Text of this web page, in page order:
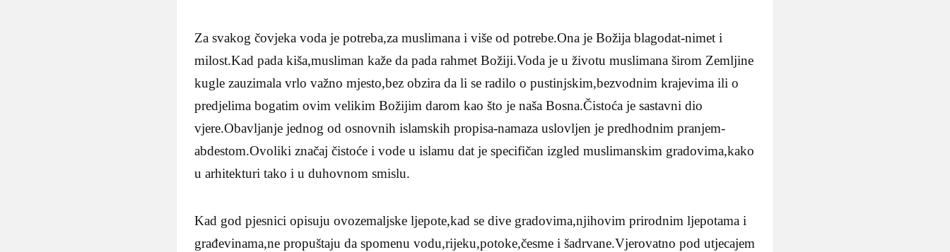
Za svakog čovjeka voda je potreba,za muslimana i više od potrebe.Ona je Božija blagodat-nimet i
milost.Kad pada kiša,musliman kaže da pada rahmet Božiji.Voda je u životu muslimana širom Zemljine
kugle zauzimala vrlo važno mjesto,bez obzira da li se radilo o pustinjskim,bezvodnim krajevima ili o
predjelima bogatim ovim velikim Božijim darom kao što je naša Bosna.Čistoća je sastavni dio
vjere.Obavljanje jednog od osnovnih islamskih propisa-namaza uslovljen je predhodnim pranjem-
abdestom.Ovoliki značaj čistoće i vode u islamu dat je specifičan izgled muslimanskim gradovima,kako
u arhitekturi tako i u duhovnom smislu.
Kad god pjesnici opisuju ovozemaljske ljepote,kad se dive gradovima,njihovim prirodnim ljepotama i
građevinama,ne propuštaju da spomenu vodu,rijeku,potoke,česme i šadrvane.Vjerovatno pod utjecajem